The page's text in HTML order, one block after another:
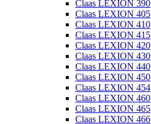
Claas LEXION 390
Claas LEXION 405
Claas LEXION 410
Claas LEXION 415
Claas LEXION 420
Claas LEXION 430
Claas LEXION 440
Claas LEXION 450
Claas LEXION 454
Claas LEXION 460
Claas LEXION 465
Claas LEXION 466